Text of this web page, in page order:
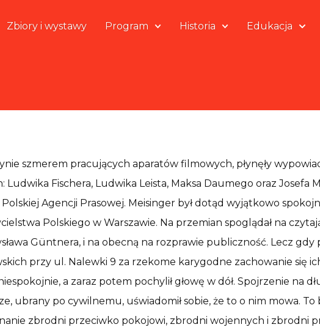
Zbiory i wystawy Program Historia Edukacja
szmerem pracujących aparatów filmowych, płynęły
Ludwika Fischera, Ludwika Leista, Maksa Daumego oraz
Agencji Prasowej. Meisinger był dotąd wyjątkowo
Polskiego w Warszawie. Na przemian spoglądał na
Güntnera, i na obecną na rozprawie publiczność. Lecz gdy
przy ul. Nalewki 9 za rzekome karygodne zachowanie się
a zaraz potem pochylił głowę w dół. Spojrzenie na
ubrany po cywilnemu, uświadomił sobie, że to o nim mowa.
zbrodni przeciwko pokojowi, zbrodni wojennych i zbrodni